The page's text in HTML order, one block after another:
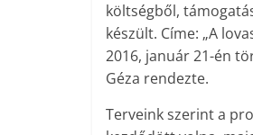
költségből,
készült. Címe: „A
2016, január 21-én
Géza rendezte.
Terveink szerint a